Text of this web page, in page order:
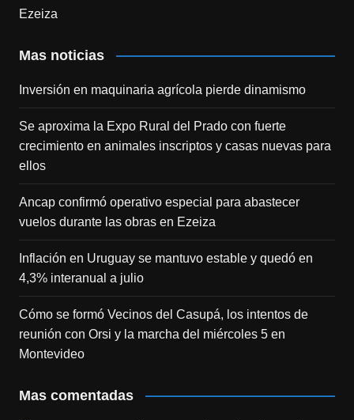
Mas noticias
Inversión en maquinaria agrícola pierde dinamismo
Se aproxima la Expo Rural del Prado con fuerte
crecimiento en animales inscriptos y casas nuevas para
ellos
Ancap confirmó operativo especial para abastecer
vuelos durante las obras en Ezeiza
Inflación en Uruguay se mantuvo estable y quedó en
4,3% interanual a julio
Cómo se formó Vecinos del Casupá, los intentos de
reunión con Orsi y la marcha del miércoles 5 en
Montevideo
Mas comentadas